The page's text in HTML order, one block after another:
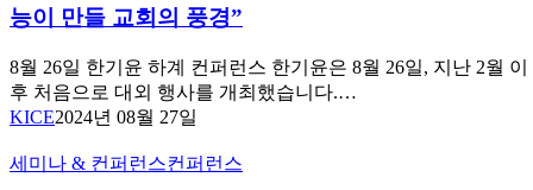
들
회
의
풍
컨
도
한
기
윤
(KICE)
하
계
컨
퍼
능이 만들 교회의 풍경”
8월 26일 한기윤 하계 컨퍼런스 한기윤은 8월 26일, 지난 2월 이
후 처음으로 대외 행사를 개최했습니다.…
KICE2024년 08월 27일
“인
세미나 & 컨퍼런스컨퍼런스